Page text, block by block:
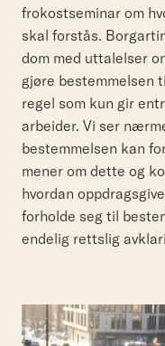
frokostseminar om
skal forstås.
dom med uttalelser
gjøre bestemmelsen
regel som kun gir
arbeider. Vi ser
bestemmelsen kan
mener om dette og
hvordan
forholde seg til
endelig rettslig